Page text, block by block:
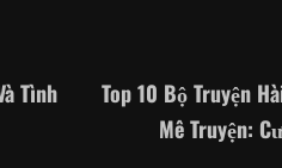
Tình
Top 10 Bộ Truyện
Mê Truyện: